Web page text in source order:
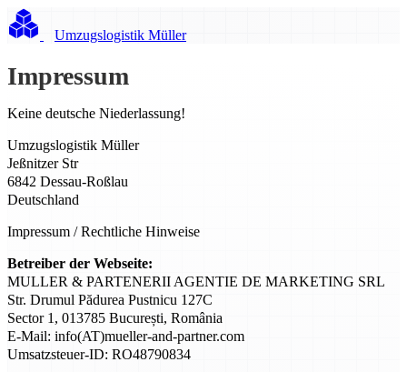
Umzugslogistik Müller
Impressum
Keine deutsche Niederlassung!
Umzugslogistik Müller
Jeßnitzer Str
6842 Dessau-Roßlau
Deutschland
Impressum / Rechtliche Hinweise
Betreiber der Webseite:
MULLER & PARTENERII AGENTIE DE MARKETING SRL
Str. Drumul Pădurea Pustnicu 127C
Sector 1, 013785 București, România
E-Mail: info(AT)mueller-and-partner.com
Umsatzsteuer-ID: RO48790834